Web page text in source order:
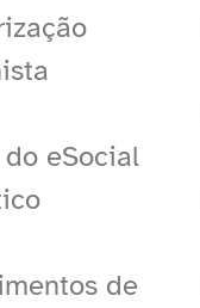
eSocial
de